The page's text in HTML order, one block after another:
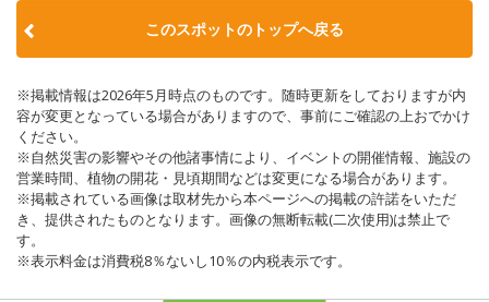
このスポットのトップへ戻る
※掲載情報は2026年5月時点のものです。随時更新をしておりますが内
容が変更となっている場合がありますので、事前にご確認の上おでかけ
ください。
※自然災害の影響やその他諸事情により、イベントの開催情報、施設の
営業時間、植物の開花・見頃期間などは変更になる場合があります。
※掲載されている画像は取材先から本ページへの掲載の許諾をいただ
き、提供されたものとなります。画像の無断転載(二次使用)は禁止で
す。
※表示料金は消費税8％ないし10％の内税表示です。